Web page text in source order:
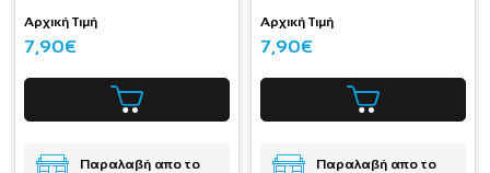
Αρχική Τιμή
7,90€
Παραλαβή απο το
Αρχική Τιμή
7,90€
Παραλαβή απο το